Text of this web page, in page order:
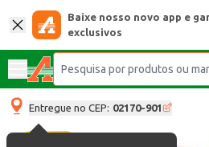
Baixe nosso novo app e
exclusivos
Entregue no CEP: 02170-901